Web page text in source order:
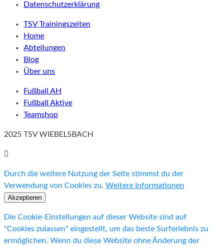
Datenschutzerklärung
TSV Trainingszeiten
Home
Abteilungen
Blog
Über uns
Fußball AH
Fußball Aktive
Teamshop
2025 TSV WIEBELSBACH
Durch die weitere Nutzung der Seite stimmst du der
Verwendung von Cookies zu. Weitere Informationen
Akzeptieren
Die Cookie-Einstellungen auf dieser Website sind auf
"Cookies zulassen" eingestellt, um das beste Surferlebnis zu
ermöglichen. Wenn du diese Website ohne Änderung der